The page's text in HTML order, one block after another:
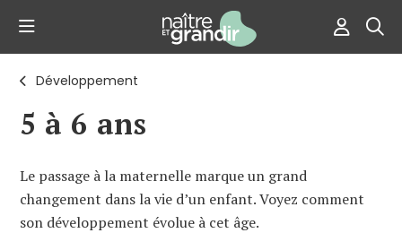
Développement
5 à 6 ans
Le passage à la maternelle marque un grand
changement dans la vie d’un enfant. Voyez comment
son développement évolue à cet âge.